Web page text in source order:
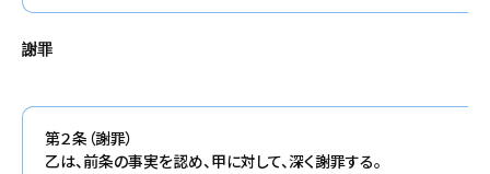
謝罪
第２条（謝罪）
乙は、前条の事実を認め、甲に対して、深く謝罪する。